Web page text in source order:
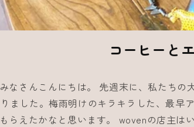
コーヒーと
みなさんこんにちは。 先週末に、私たちの
りました。梅雨明けのキラキラした、最早
もらえたかなと思います。 wovenの店主は